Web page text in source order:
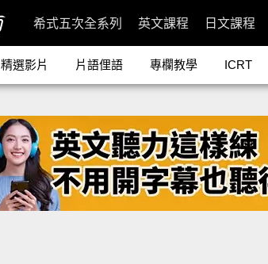
希式五次全系列 英文課程 日文課程
精選影片 片語俚語 專欄教學 ICRT